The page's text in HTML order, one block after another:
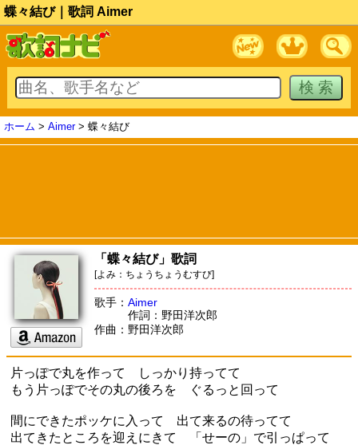
蝶々結び｜歌詞 Aimer
ホーム > Aimer> 蝶々結び
「蝶々結び」歌詞
[よみ：ちょうちょうむすび]
歌手： Aimer
作詞：野田洋次郎
作曲：野田洋次郎
片っぽで丸を作って しっかり持ってて
もう片っぽでその丸の後ろを ぐるっと回って
間にできたポッケに入って 出て来るの待ってて
出てきたところを迎えにきて 「せーの」で引っぱって